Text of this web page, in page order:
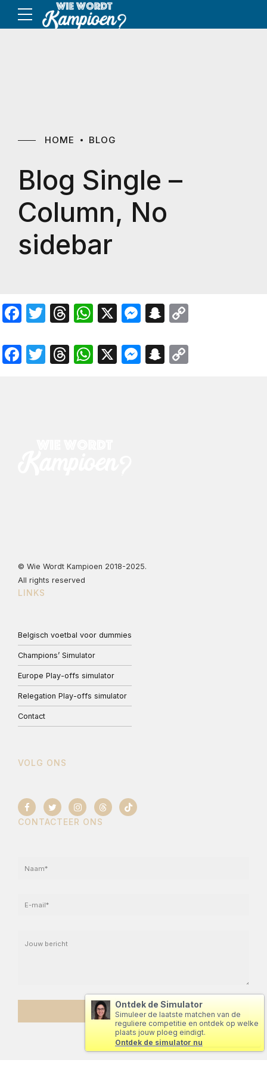
HOME BLOG
Blog Single –
Column, No
sidebar
Facebook
Twitter
Threads
WhatsApp
X Messenger
Snapchat
Facebook
Twitter
Threads
WhatsApp
X Messenger
Snapchat
© Wie Wordt Kampioen 2018-2025.
All rights reserved
LINKS
Belgisch voetbal voor dummies
Champions’ Simulator
Europe Play-offs simulator
Relegation Play-offs simulator
Contact
VOLG ONS
CONTACTEER ONS
Ontdek de Simulator
Simuleer de laatste matchen van de
reguliere competitie en ontdek op welke
plaats jouw ploeg eindigt.
Ontdek de simulator nu